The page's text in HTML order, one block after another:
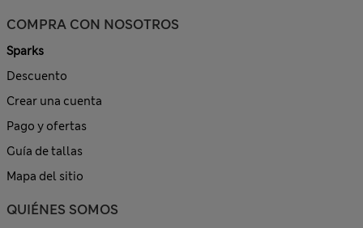
COMPRA CON NOSOTROS
Sparks
Descuento
Crear una cuenta
Pago y ofertas
Guía de tallas
Mapa del sitio
QUIÉNES SOMOS